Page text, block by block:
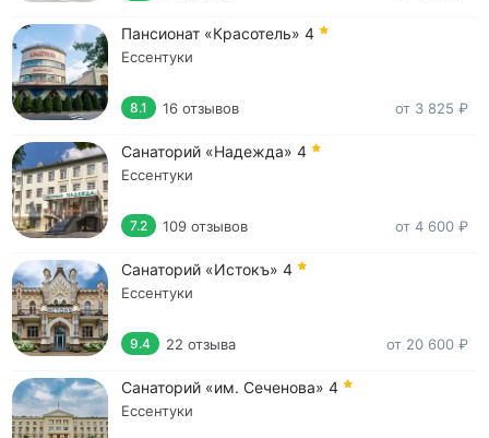
Пансионат «Красотель» 4
Ессентуки
8.1 16 отзывов от 3 825 ₽
Санаторий «Надежда» 4
Ессентуки
7.2 109 отзывов от 4 600 ₽
Санаторий «Истокъ» 4
Ессентуки
9.4 22 отзыва от 20 600 ₽
Санаторий «им. Сеченова» 4
Ессентуки